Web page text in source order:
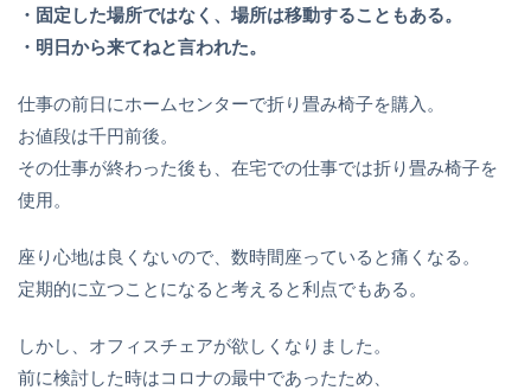
・固定した場所ではなく、場所は移動することもある。
・明日から来てねと言われた。
仕事の前日にホームセンターで折り畳み椅子を購入。
お値段は千円前後。
その仕事が終わった後も、在宅での仕事では折り畳み椅子を
使用。
座り心地は良くないので、数時間座っていると痛くなる。
定期的に立つことになると考えると利点でもある。
しかし、オフィスチェアが欲しくなりました。
前に検討した時はコロナの最中であったため、